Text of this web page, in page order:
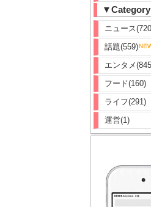
▼Category
ニュース
話題(559)
エンタメ
フード(160)
ライフ(291)
運営(1)